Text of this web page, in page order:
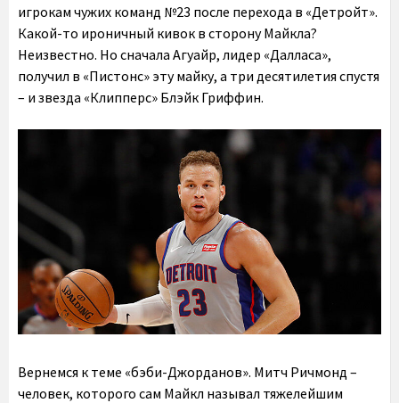
игрокам чужих команд №23 после перехода в «Детройт».
Какой-то ироничный кивок в сторону Майкла?
Неизвестно. Но сначала Агуайр, лидер «Далласа»,
получил в «Пистонс» эту майку, а три десятилетия спустя
– и звезда «Клипперс» Блэйк Гриффин.
Вернемся к теме «бэби-Джорданов». Митч Ричмонд –
человек, которого сам Майкл называл тяжелейшим